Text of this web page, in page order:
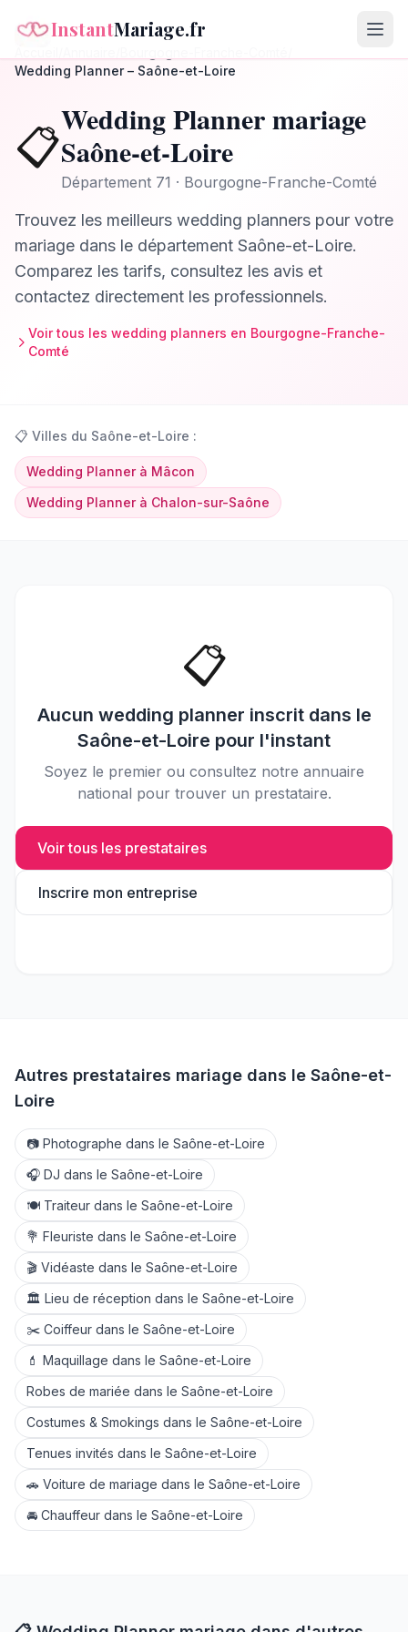
InstantMariage.fr
Wedding Planner– Saône-et-Loire
📋
Wedding Plannermariage
Saône-et-Loire
Département 71 · Bourgogne-Franche-Comté
Trouvez les meilleurs wedding planners pour votre
mariage dans le département Saône-et-Loire.
Comparez les tarifs, consultez les avis et
contactez directement les professionnels.
Voir tous les wedding planners en Bourgogne-Franche-
Comté
📋 Villes du Saône-et-Loire :
Wedding Plannerà Mâcon
Wedding Plannerà Chalon-sur-Saône
📋
Aucun wedding planner inscrit dans le
Saône-et-Loire pour l'instant
Soyez le premier ou consultez notre annuaire
national pour trouver un prestataire.
Voir tous les prestataires
Inscrire mon entreprise
Autres prestataires mariage dans le Saône-et-
Loire
📷 Photographe dans le Saône-et-Loire
🎧 DJ dans le Saône-et-Loire
🍽️ Traiteur dans le Saône-et-Loire
💐 Fleuriste dans le Saône-et-Loire
🎬 Vidéaste dans le Saône-et-Loire
🏛️ Lieu de réception dans le Saône-et-Loire
✂️ Coiffeur dans le Saône-et-Loire
💄 Maquillage dans le Saône-et-Loire
Robes de mariée dans le Saône-et-Loire
Costumes & Smokings dans le Saône-et-Loire
Tenues invités dans le Saône-et-Loire
🚗 Voiture de mariage dans le Saône-et-Loire
🚘 Chauffeur dans le Saône-et-Loire